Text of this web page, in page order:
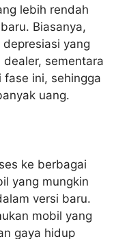
lebih rendah
Biasanya,
yang
sementara
ini, sehingga
uang.
ke berbagai
yang mungkin
versi baru.
mobil yang
gaya hidup